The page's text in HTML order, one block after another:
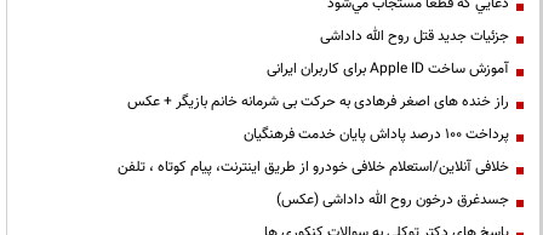
جزئیات جدید قتل روح الله داداشی
آموزش ساخت Apple ID برای کاربران ایرانی
راز خنده های اصغر فرهادی به حرکت بی شرمانه خانم بازیگر + عکس
پرداخت ۱۰۰ درصد پاداش پایان خدمت فرهنگیان
خلافی آنلاین/استعلام خلافی خودرو از طریق اینترنت، پیام کوتاه ، تلفن
جسدغرق درخون روح الله داداشی (عکس)